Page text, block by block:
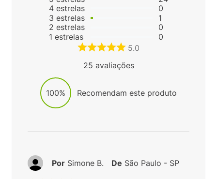
4 estrelas
3 estrelas
2 estrelas
1 estrelas
0
1
0
0
5.0
25 avaliações
100% Recomendam este produto
Por Simone B. De São Paulo - SP